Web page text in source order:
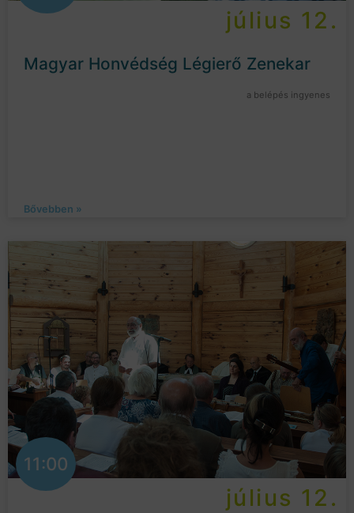
július 12.
Magyar Honvédség Légierő Zenekar
a belépés ingyenes
Bővebben »
11:00
július 12.